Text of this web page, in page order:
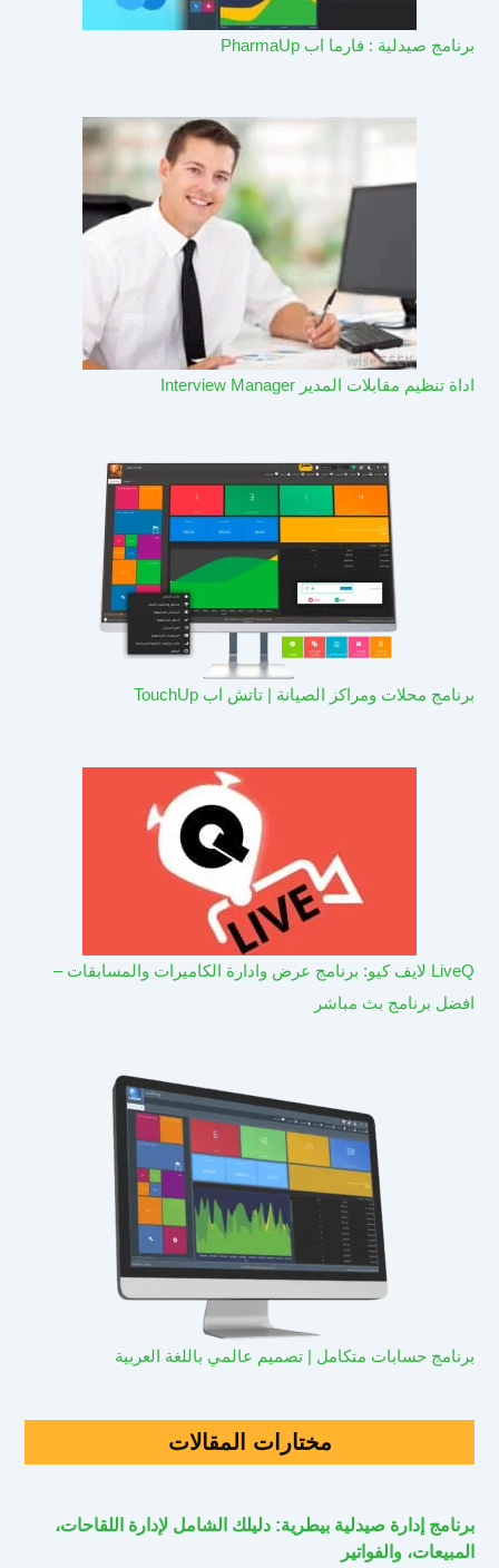
برنامج صيدلية : فارما اب PharmaUp​
اداة تنظيم مقابلات المدير Interview Manager
برنامج محلات ومراكز الصيانة | تاتش اب TouchUp
LiveQ لايف كيو: برنامج عرض وادارة الكاميرات والمسابقات –
افضل برنامج بث مباشر
برنامج حسابات متكامل | تصميم عالمي باللغة العربية
مختارات المقالات
برنامج إدارة صيدلية بيطرية: دليلك الشامل لإدارة اللقاحات،
المبيعات، والفواتير